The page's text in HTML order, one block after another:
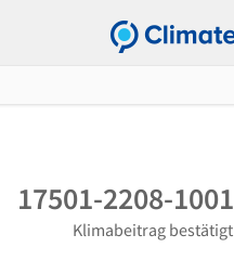
17501-2208-1001
Klimabeitrag bestätigt